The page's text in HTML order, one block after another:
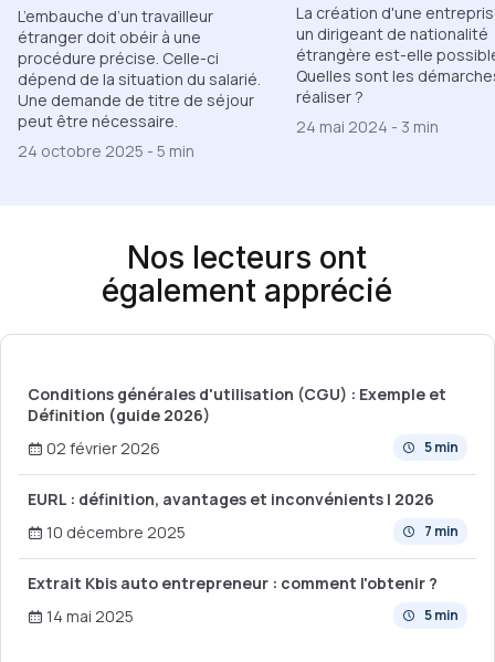
L’embauche d’un travailleur
étranger doit obéir à une
procédure précise. Celle-ci
dépend de la situation du salarié.
Une demande de titre de séjour
peut être nécessaire.
24 octobre 2025 - 5 min
La création d'une
un dirigeant de nationalité
étrangère est-elle
Quelles sont les
réaliser ?
24 mai 2024 - 3 min
Nos lecteurs ont
également apprécié
Conditions générales d'utilisation (CGU) : Exemple et
Définition (guide 2026)
5 min
02 février 2026
EURL : définition, avantages et inconvénients | 2026
7 min
10 décembre 2025
Extrait Kbis auto entrepreneur : comment l'obtenir ?
5 min
14 mai 2025